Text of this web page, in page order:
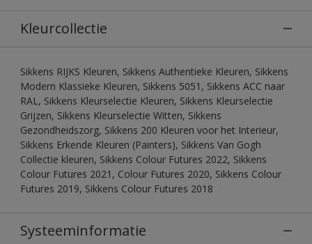
Kleurcollectie
Sikkens RIJKS Kleuren, Sikkens Authentieke Kleuren, Sikkens
Modern Klassieke Kleuren, Sikkens 5051, Sikkens ACC naar
RAL, Sikkens Kleurselectie Kleuren, Sikkens Kleurselectie
Grijzen, Sikkens Kleurselectie Witten, Sikkens
Gezondheidszorg, Sikkens 200 Kleuren voor het Interieur,
Sikkens Erkende Kleuren (Painters), Sikkens Van Gogh
Collectie kleuren, Sikkens Colour Futures 2022, Sikkens
Colour Futures 2021, Colour Futures 2020, Sikkens Colour
Futures 2019, Sikkens Colour Futures 2018
Systeeminformatie